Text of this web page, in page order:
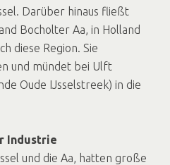
Darüber hinaus fließt
Bocholter Aa, in Holland
diese Region. Sie
und mündet bei Ulft
Oude IJsselstreek) in die
Industrie
und die Aa, hatten große